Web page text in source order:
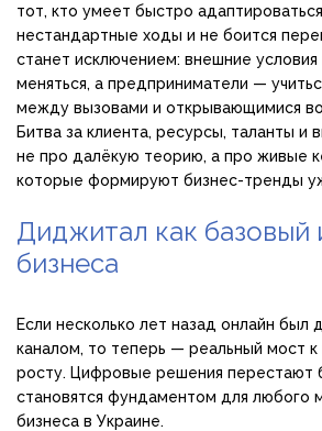
тот, кто умеет быстро
нестандартные ходы и не боится
станет исключением: внешние
меняться, а предприниматели —
между вызовами и открывающимися
Битва за клиента, ресурсы, таланты и
не про далёкую теорию, а про живые
которые формируют бизнес-тренды
Диджитал как базовый
бизнеса
Если несколько лет назад онлайн был
каналом, то теперь — реальный мост
росту. Цифровые решения перестают
становятся фундаментом для любого
бизнеса в Украине.